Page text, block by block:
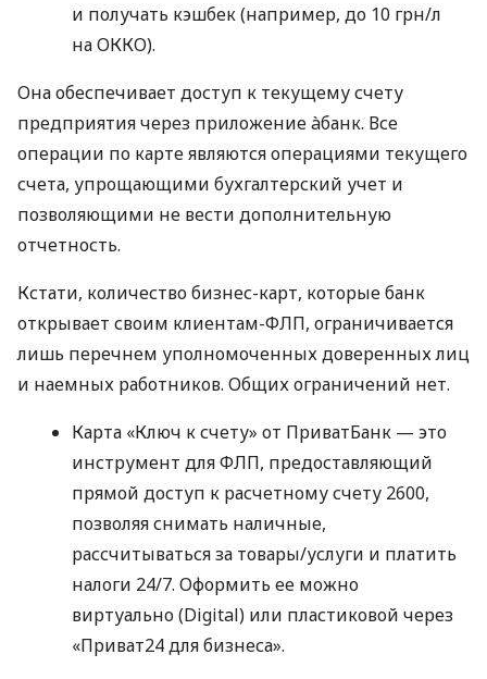
и получать кэшбек (например, до 10 грн/л
на ОККО).
Она обеспечивает доступ к текущему счету
предприятия через приложение àбанк. Все
операции по карте являются операциями текущего
счета, упрощающими бухгалтерский учет и
позволяющими не вести дополнительную
отчетность.
Кстати, количество бизнес-карт, которые банк
открывает своим клиентам-ФЛП, ограничивается
лишь перечнем уполномоченных доверенных лиц
и наемных работников. Общих ограничений нет.
Карта «Ключ к счету» от ПриватБанк — это
инструмент для ФЛП, предоставляющий
прямой доступ к расчетному счету 2600,
позволяя снимать наличные,
рассчитываться за товары/услуги и платить
налоги 24/7. Оформить ее можно
виртуально (Digital) или пластиковой через
«Приват24 для бизнеса».